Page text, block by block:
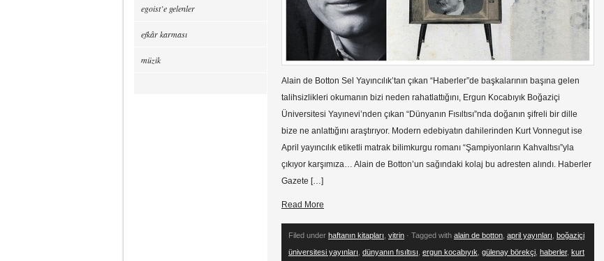
Alain de Botton Sel Yayıncılık’tan çıkan “Haberler”de başkalarının başına gelen
talihsizlikleri okumanın bizi neden rahatlattığını, Ergun Kocabıyık Boğaziçi
Üniversitesi Yayınevi’nden çıkan “Dünyanın Fısıltısı”nda doğanın şifreli bir dille
bize ne anlattığını araştırıyor. Modern edebiyatın dahilerinden Kurt Vonnegut ise
April yayıncılık etiketli matrak bilimkurgu romanı “Şampiyonların Kahvaltısı”yla
çıkıyor karşımıza… Alain de Botton’un sağındaki kolaj bu adresten alındı. Haberler
Gazete […]
Read More
Filed under haftanın kitapları vitrin · Tagged with alain de botton april yayınları boğaziçi
üniversitesi yayınları dünyanın fısıltısı ergun kocabıyık gülenay börekçi haberler, kurt
egoist’e gelenler
efkâr karması
müzik